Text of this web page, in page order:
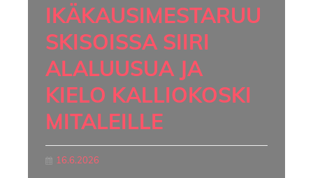
IKÄKAUSIMESTARUU
SKISOISSA SIIRI
ALALUUSUA JA
KIELO KALLIOKOSKI
MITALEILLE
16.6.2026